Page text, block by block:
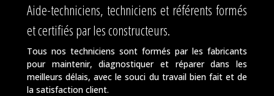
Aide-techniciens, techniciens et référents formés
et certifiés par les constructeurs.
Tous nos techniciens sont formés par les fabricants
pour maintenir, diagnostiquer et réparer dans les
meilleurs délais, avec le souci du travail bien fait et de
la satisfaction client.